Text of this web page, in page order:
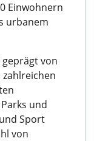
Einwohnern
urbanem
von
und
Sport
von